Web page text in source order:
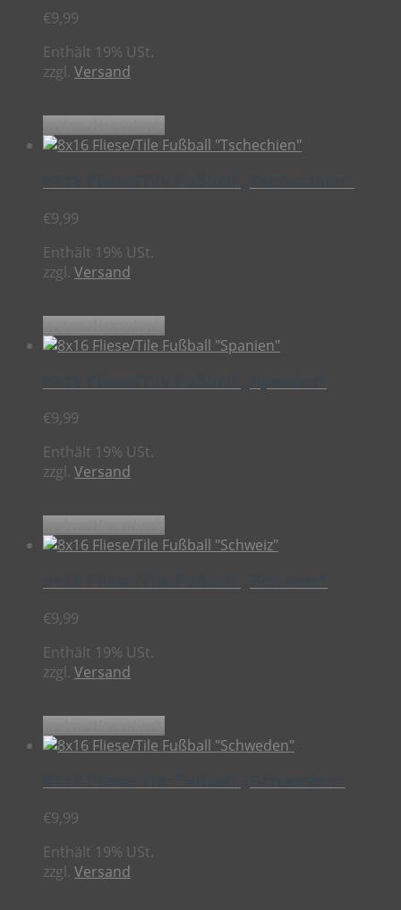
€9,99
Enthält 19% USt.
zzgl. Versand
€9,99
Enthält 19% USt.
zzgl. Versand
€9,99
Enthält 19% USt.
zzgl. Versand
€9,99
Enthält 19% USt.
zzgl. Versand
€9,99
Enthält 19% USt.
zzgl. Versand